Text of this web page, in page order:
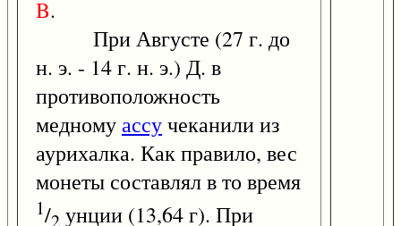
B.
При Августе (27 г. до
н. э. - 14 г. н. э.) Д. в
противоположность
медномуассучеканили из
аурихалка. Как правило, вес
монеты составлял в то время
1/2 унции (13,64 г). При